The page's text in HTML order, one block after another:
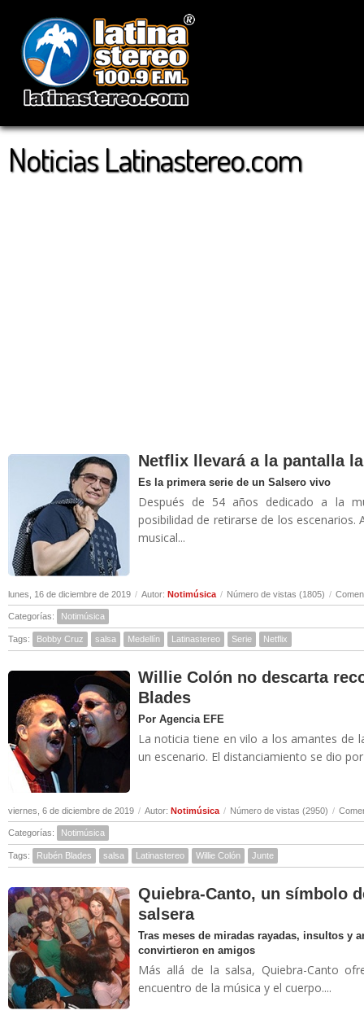
Noticias Latinastereo.com
Netflix llevará a la pantalla
Es la primera serie de un Salsero vivo
Después de 54 años dedicado a la
posibilidad de retirarse de los
musical...
lunes, 16 de diciembre de 2019 / Autor: Notimúsica / Número de vistas (1805) /
Categorías: Notimúsica
Tags: Bobby Cruz salsa Medellín Latinastereo Serie Netflix
Willie Colón no descarta
Blades
Por Agencia EFE
La noticia tiene en vilo a los amantes de
un escenario. El distanciamiento se dio
viernes, 6 de diciembre de 2019 / Autor: Notimúsica / Número de vistas (2950) /
Categorías: Notimúsica
Tags: Rubén Blades salsa Latinastereo Willie Colón Junte
Quiebra-Canto, un símbolo
salsera
Tras meses de miradas rayadas, insultos y
convirtieron en amigos
Más allá de la salsa, Quiebra-Canto
encuentro de la música y el cuerpo....